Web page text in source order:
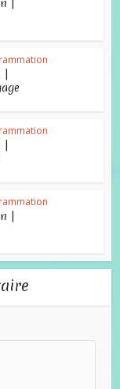
|
|
|
|